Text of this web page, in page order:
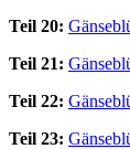
Teil 20:
Teil 21:
Teil 22:
Teil 23: